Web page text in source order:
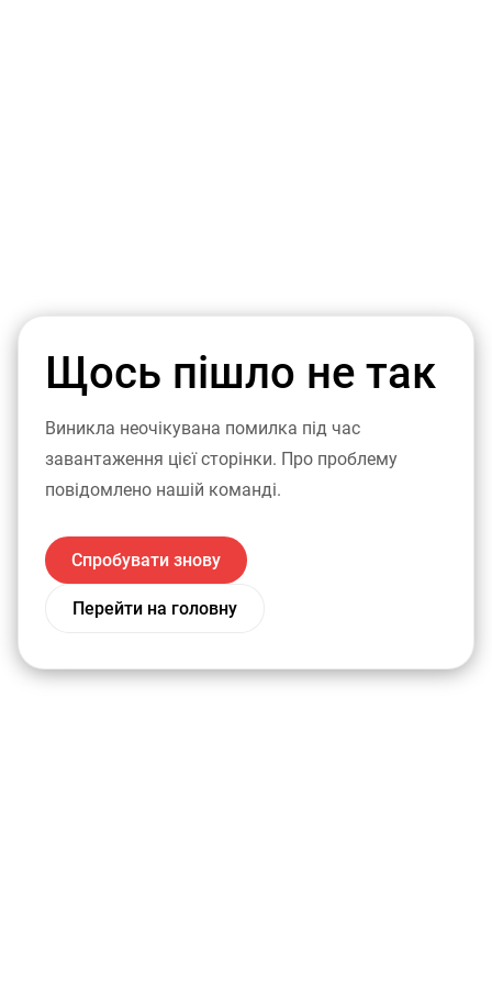
Щось пішло не так
Виникла неочікувана помилка під час
завантаження цієї сторінки. Про проблему
повідомлено нашій команді.
Спробувати знову
Перейти на головну